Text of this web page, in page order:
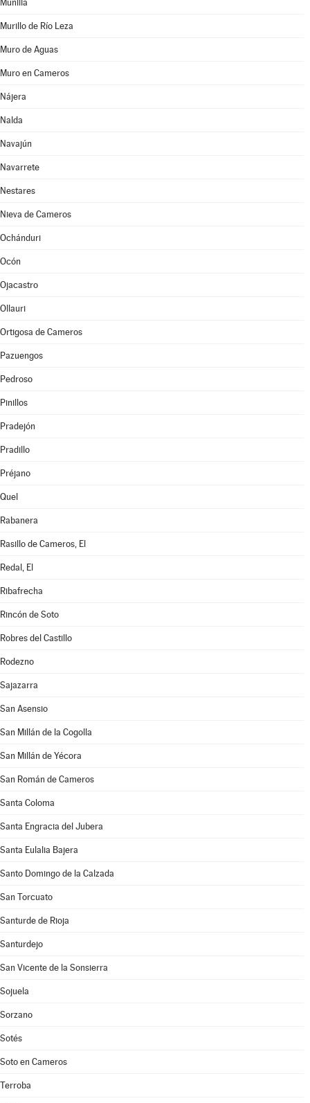
Munilla
Murillo de Río Leza
Muro de Aguas
Muro en Cameros
Nájera
Nalda
Navajún
Navarrete
Nestares
Nieva de Cameros
Ochánduri
Ocón
Ojacastro
Ollauri
Ortigosa de Cameros
Pazuengos
Pedroso
Pinillos
Pradejón
Pradillo
Préjano
Quel
Rabanera
Rasillo de Cameros, El
Redal, El
Ribafrecha
Rincón de Soto
Robres del Castillo
Rodezno
Sajazarra
San Asensio
San Millán de la Cogolla
San Millán de Yécora
San Román de Cameros
Santa Coloma
Santa Engracia del Jubera
Santa Eulalia Bajera
Santo Domingo de la Calzada
San Torcuato
Santurde de Rioja
Santurdejo
San Vicente de la Sonsierra
Sojuela
Sorzano
Sotés
Soto en Cameros
Terroba